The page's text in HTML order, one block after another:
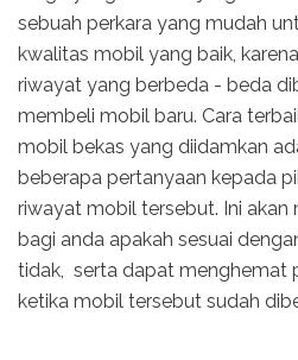
sebuah perkara yang mudah
kwalitas mobil yang baik,
riwayat yang berbeda - beda
membeli mobil baru. Cara
mobil bekas yang diidamkan
beberapa pertanyaan kepada
riwayat mobil tersebut. Ini akan
bagi anda apakah sesuai
tidak, serta dapat menghemat
ketika mobil tersebut sudah